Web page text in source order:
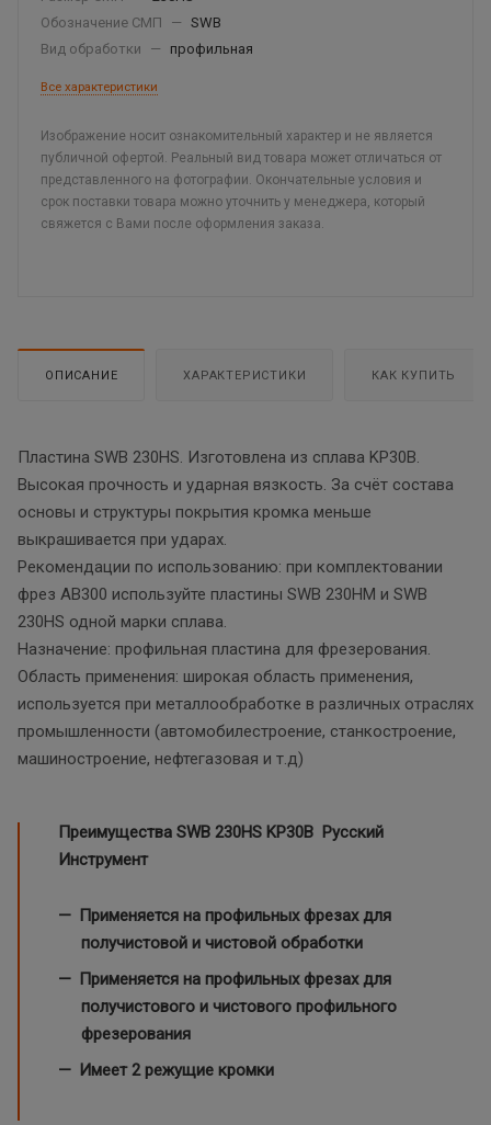
Обозначение СМП
— SWB
Вид обработки
— профильная
Все характеристики
Изображение носит ознакомительный характер и не является
публичной офертой. Реальный вид товара может отличаться от
представленного на фотографии. Окончательные условия и
срок поставки товара можно уточнить у менеджера, который
свяжется с Вами после оформления заказа.
ОПИСАНИЕ ХАРАКТЕРИСТИКИ КАК КУПИТЬ
Пластина SWB 230HS. Изготовлена из сплава KP30B.
Высокая прочность и ударная вязкость. За счёт состава
основы и структуры покрытия кромка меньше
выкрашивается при ударах.
Рекомендации по использованию: при комплектовании
фрез AB300 используйте пластины SWB 230HM и SWB
230HS одной марки сплава.
Назначение: профильная пластина для фрезерования.
Область применения: широкая область применения,
используется при металлообработке в различных отраслях
промышленности (автомобилестроение, станкостроение,
машиностроение, нефтегазовая и т.д)
Преимущества SWB 230HS KP30B Русский
Инструмент
Применяется на профильных фрезах для
получистовой и чистовой обработки
Применяется на профильных фрезах для
получистового и чистового профильного
фрезерования
Имеет 2 режущие кромки